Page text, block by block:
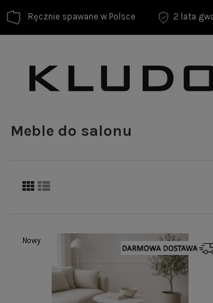
Ręcznie spawane w Polsce 2 lata
Meble do salonu
Nowy